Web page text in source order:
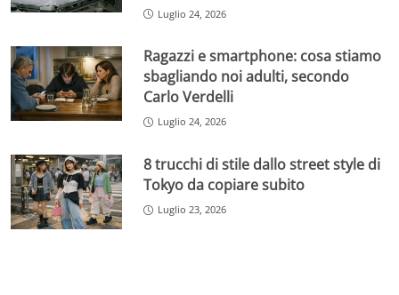
Luglio 24, 2026
Ragazzi e smartphone: cosa stiamo
sbagliando noi adulti, secondo
Carlo Verdelli
Luglio 24, 2026
8 trucchi di stile dallo street style di
Tokyo da copiare subito
Luglio 23, 2026